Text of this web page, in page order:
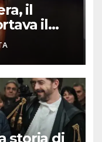
il
il
storia di